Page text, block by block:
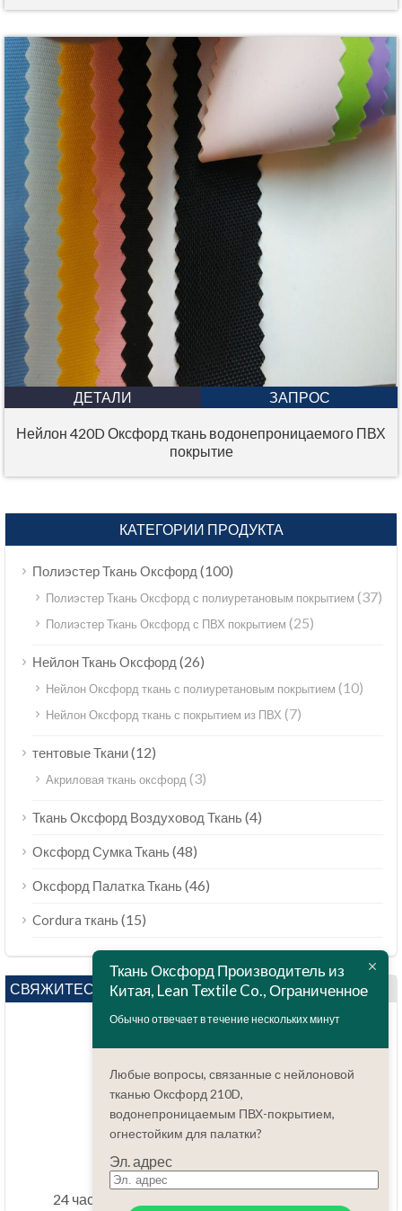
ДЕТАЛИ ЗАПРОС
Нейлон 420D Оксфорд ткань водонепроницаемого ПВХ
покрытие
КАТЕГОРИИ ПРОДУКТА
Полиэстер Ткань Оксфорд (100)
Полиэстер Ткань Оксфорд с полиуретановым покрытием (37)
Полиэстер Ткань Оксфорд с ПВХ покрытием (25)
Нейлон Ткань Оксфорд (26)
Нейлон Оксфорд ткань с полиуретановым покрытием (10)
Нейлон Оксфорд ткань с покрытием из ПВХ (7)
тентовые Ткани(12)
Акриловая ткань оксфорд(3)
Ткань Оксфорд Воздуховод Ткань(4)
Оксфорд Сумка Ткань(48)
Оксфорд Палатка Ткань(46)
Cordura ткань(15)
СВЯЖИТЕСЬ С НАМИ
Вопросов?
86.15051486055
order@china-fabrics.net
24 часов каждый день 7 дней каждую неделю
Ткань Оксфорд Производитель из
Китая, Lean Textile Co., Ограниченное
Обычно отвечает в течение нескольких минут
Любые вопросы, связанные с нейлоновой
тканью Оксфорд 210D,
водонепроницаемым ПВХ-покрытием,
огнестойким для палатки?
Эл. адрес